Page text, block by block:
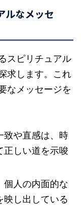
ルなメッセ
スピリチュアル
求します。これ
なメッセージを
致や直感は、時
正しい道を示唆
個人の内面的な
映し出している